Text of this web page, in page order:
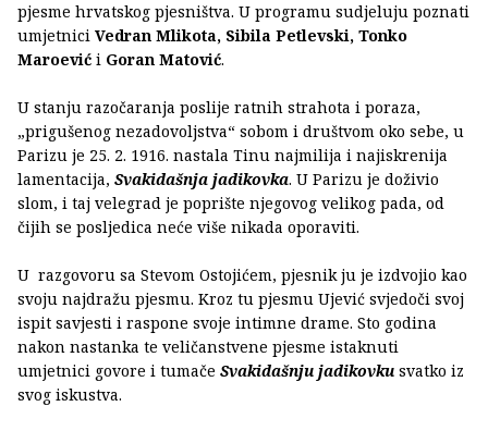
pjesme hrvatskog pjesništva. U programu sudjeluju poznati
umjetnici Vedran Mlikota, Sibila Petlevski, Tonko
Maroević i Goran Matović.
U stanju razočaranja poslije ratnih strahota i poraza,
„prigušenog nezadovoljstva“ sobom i društvom oko sebe, u
Parizu je 25. 2. 1916. nastala Tinu najmilija i najiskrenija
lamentacija, Svakidašnja jadikovka. U Parizu je doživio
slom, i taj velegrad je poprište njegovog velikog pada, od
čijih se posljedica neće više nikada oporaviti.
U razgovoru sa Stevom Ostojićem, pjesnik ju je izdvojio kao
svoju najdražu pjesmu. Kroz tu pjesmu Ujević svjedoči svoj
ispit savjesti i raspone svoje intimne drame. Sto godina
nakon nastanka te veličanstvene pjesme istaknuti
umjetnici govore i tumače Svakidašnju jadikovku svatko iz
svog iskustva.